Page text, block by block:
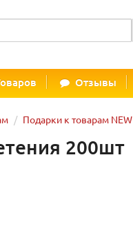
Отзывы
Подарки к товарам NEW
200шт